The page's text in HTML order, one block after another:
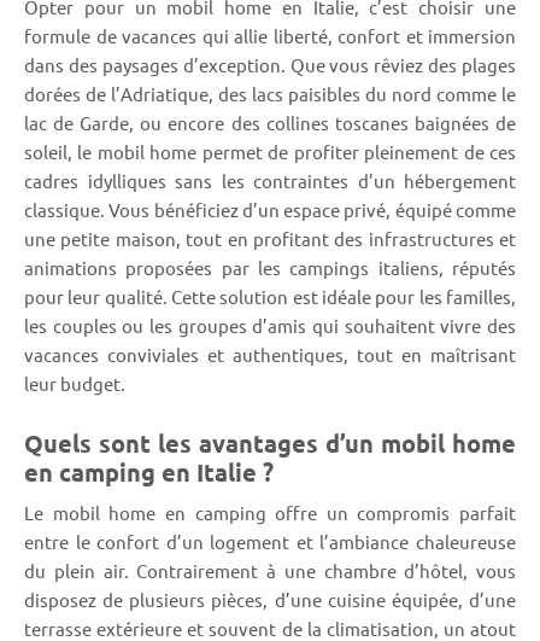
Opter pour un mobil home en Italie, c’est choisir une
formule de vacances qui allie liberté, confort et immersion
dans des paysages d’exception. Que vous rêviez des plages
dorées de l’Adriatique, des lacs paisibles du nord comme le
lac de Garde, ou encore des collines toscanes baignées de
soleil, le mobil home permet de profiter pleinement de ces
cadres idylliques sans les contraintes d’un hébergement
classique. Vous bénéficiez d’un espace privé, équipé comme
une petite maison, tout en profitant des infrastructures et
animations proposées par les campings italiens, réputés
pour leur qualité. Cette solution est idéale pour les familles,
les couples ou les groupes d’amis qui souhaitent vivre des
vacances conviviales et authentiques, tout en maîtrisant
leur budget.
Quels sont les avantages d’un mobil home
en camping en Italie ?
Le mobil home en camping offre un compromis parfait
entre le confort d’un logement et l’ambiance chaleureuse
du plein air. Contrairement à une chambre d’hôtel, vous
disposez de plusieurs pièces, d’une cuisine équipée, d’une
terrasse extérieure et souvent de la climatisation, un atout